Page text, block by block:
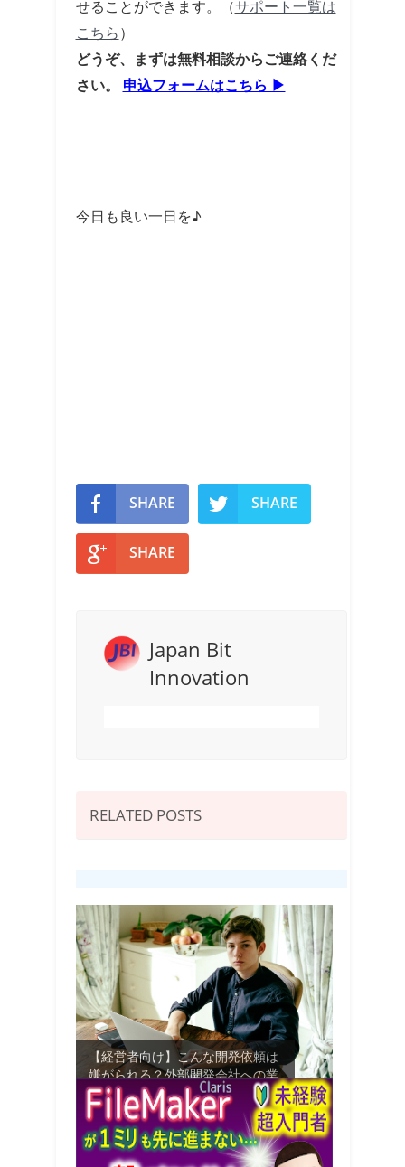
せることができます。（サポート一覧は
こちら）
どうぞ、まずは無料相談からご連絡くだ
さい。 申込フォームはこちら ▶
今日も良い一日を♪
SHARE SHARE
SHARE
Japan Bit
Innovation
RELATED POSTS
【経営者向け】こんな開発依頼は
嫌がられる？外部開発会社への業
務システム...